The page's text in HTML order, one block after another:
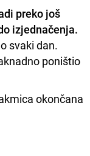
preko još
izjednačenja.
svaki dan.
poništio
okončana